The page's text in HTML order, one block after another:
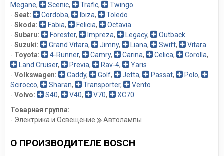
Megane, Scenic, Trafic,
Twingo
- Seat: Cordoba, Ibiza,
Toledo
- Skoda: Fabia, Felicia,
Octavia
- Subaru: Forester, Impreza, Legacy,
Outback
- Suzuki: Grand Vitara, Jimny, Liana, Swift,
Vitara
- Toyota: 4-Runner, Camry, Carina, Celica, Corolla,
Land Cruiser, Previa, Rav-4,
Yaris
- Volkswagen: Caddy, Golf, Jetta, Passat, Polo,
Scirocco, Sharan, Transporter,
Vento
- Volvo: S40, V40, V70,
XC70
Товарная группа:
- Электрика и Освещение
Автолампы
О ПРОИЗВОДИТЕЛЕ BOSCH